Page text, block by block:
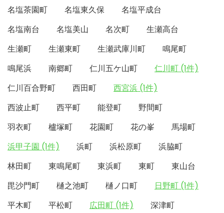
名塩茶園町
名塩東久保
名塩平成台
名塩南台
名塩美山 名次町
生瀬高台
生瀬町
生瀬東町 生瀬武庫川町
鳴尾町
鳴尾浜
南郷町 仁川五ケ山町
仁川町 (1件)
仁川百合野町
西田町
西宮浜 (1件)
西波止町
西平町 能登町
野間町
羽衣町
櫨塚町 花園町 花の峯
馬場町
浜甲子園 (1件)
浜町 浜松原町
浜脇町
林田町
東鳴尾町 東浜町 東町
東山台
毘沙門町
樋之池町 樋ノ口町
日野町 (1件)
平木町
平松町 広田町 (1件)
深津町